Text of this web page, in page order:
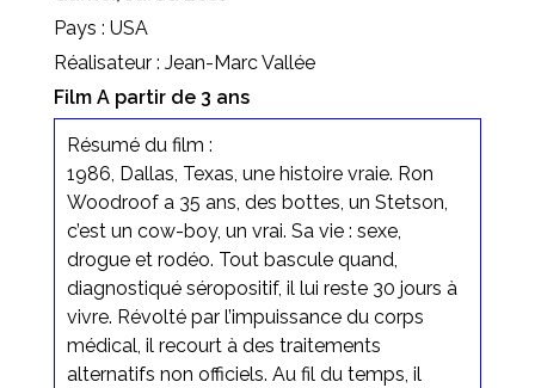
Pays : USA
Réalisateur : Jean-Marc Vallée
Film A partir de 3 ans
Résumé du film :
1986, Dallas, Texas, une histoire vraie. Ron
Woodroof a 35 ans, des bottes, un Stetson,
c’est un cow-boy, un vrai. Sa vie : sexe,
drogue et rodéo. Tout bascule quand,
diagnostiqué séropositif, il lui reste 30 jours à
vivre. Révolté par l’impuissance du corps
médical, il recourt à des traitements
alternatifs non officiels. Au fil du temps, il